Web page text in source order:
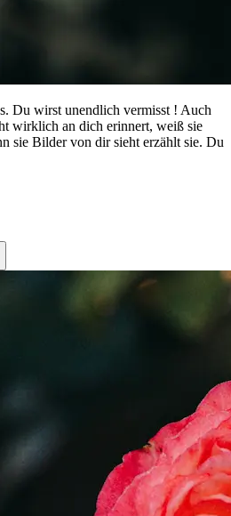
Du wirst unendlich vermisst ! Auch
wirklich an dich erinnert, weiß sie
sie Bilder von dir sieht erzählt sie. Du